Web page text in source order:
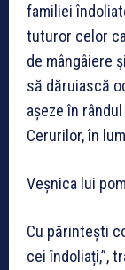
familiei
tuturor celor
de mângâiere
să dăruiască
așeze în
Cerurilor, în
Veșnica lui
Cu părintești
cei îndoliați,”,